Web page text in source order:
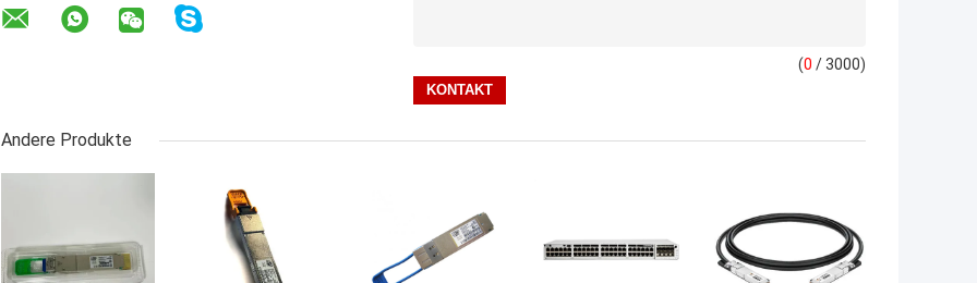
(0 / 3000)
Andere Produkte